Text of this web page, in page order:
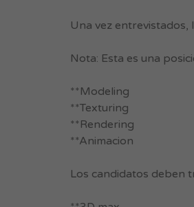
Una vez
Nota: Esta es una
**Modeling
**Texturing
**Rendering
**Animacion
Los candidatos deben